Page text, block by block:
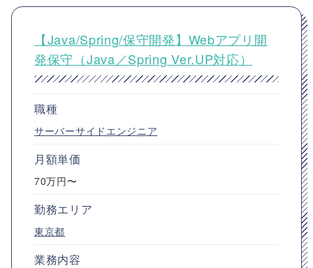
【Java/Spring/保守開発】Webアプリ開
発保守（Java／Spring Ver.UP対応）
職種
サーバーサイドエンジニア
月額単価
70万円〜
勤務エリア
東京都
業務内容